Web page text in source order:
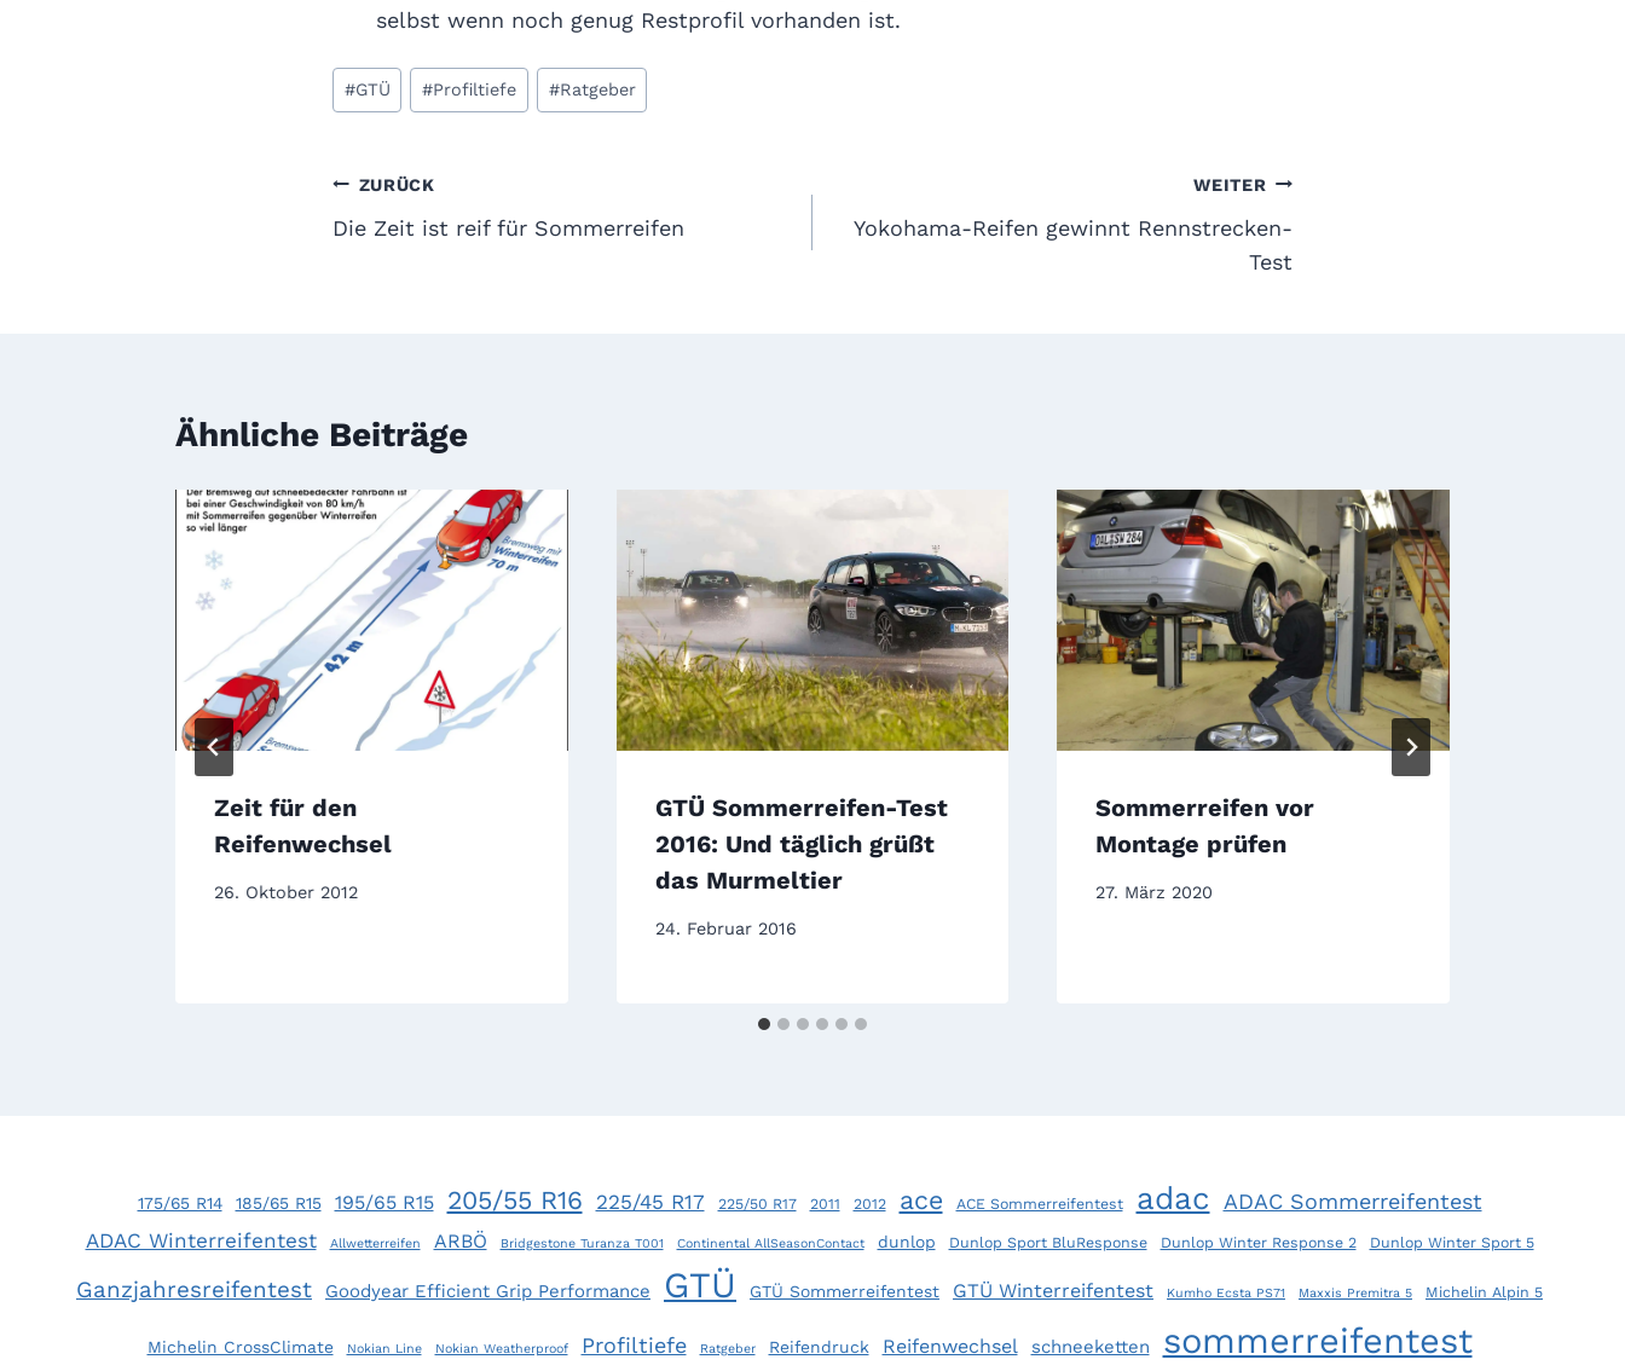
selbst wenn noch genug Restprofil vorhanden ist.
Schlagworte:
#GTÜ #Profiltiefe #Ratgeber
Beitragsnavigation
ZURÜCK
Die Zeit ist reif für Sommerreifen
WEITER
Yokohama-Reifen gewinnt Rennstrecken-
Test
Ähnliche Beiträge
Zeit für den
Reifenwechsel
26. Oktober 2012
GTÜ Sommerreifen-Test
2016: Und täglich grüßt
das Murmeltier
24. Februar 2016
Sommerreifen vor
Montage prüfen
27. März 2020
175/65 R14 185/65 R15 195/65 R15 205/55 R16 225/45 R17 225/50 R17 2011 2012 ace ACE Sommerreifentest adac ADAC Sommerreifentest
ADAC Winterreifentest Allwetterreifen ARBÖ Bridgestone Turanza T001 Continental AllSeasonContact dunlop Dunlop Sport BluResponse Dunlop Winter Response 2 Dunlop Winter Sport 5
Ganzjahresreifentest Goodyear Efficient Grip Performance GTÜ GTÜ Sommerreifentest GTÜ Winterreifentest Kumho Ecsta PS71 Maxxis Premitra 5 Michelin Alpin 5
Michelin CrossClimate Nokian Line Nokian Weatherproof Profiltiefe Ratgeber Reifendruck Reifenwechsel schneeketten sommerreifentest